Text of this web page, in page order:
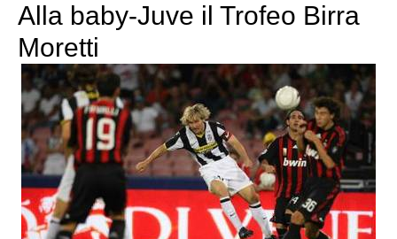
Alla baby-Juve il Trofeo Birra
Moretti